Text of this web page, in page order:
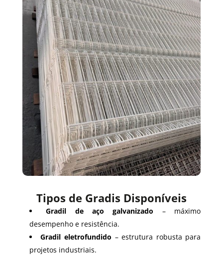
Tipos de Gradis Disponíveis
Gradil de aço galvanizado – máximo
desempenho e resistência.
Gradil eletrofundido – estrutura robusta para
projetos industriais.